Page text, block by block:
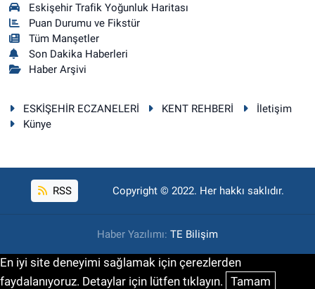
Eskişehir Trafik Yoğunluk Haritası
Puan Durumu ve Fikstür
Tüm Manşetler
Son Dakika Haberleri
Haber Arşivi
ESKİŞEHİR ECZANELERİ KENT REHBERİ
İletişim
Künye
RSS Copyright © 2022. Her hakkı saklıdır.
Haber Yazılımı: TE Bilişim
En iyi site deneyimi sağlamak için çerezlerden
faydalanıyoruz. Detaylar için lütfen tıklayın. Tamam